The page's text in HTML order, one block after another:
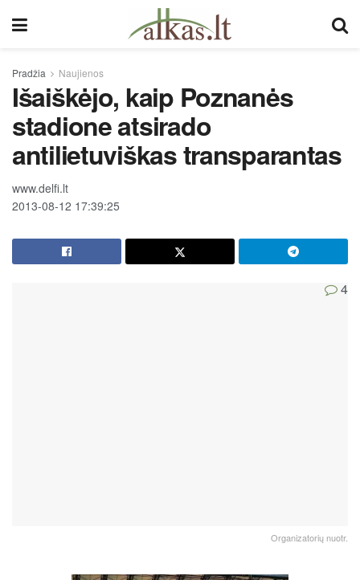
Pradžia Naujienos
Išaiškėjo, kaip Poznanės
stadione atsirado
antilietuviškas transparantas
www.delfi.lt
2013-08-12 17:39:25
4
Organizatorių nuotr.